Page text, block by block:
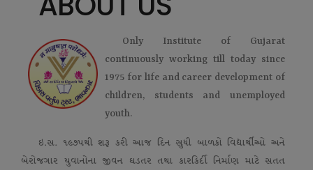
Only Institute of Gujarat
continuously working till today since
1975 for life and career development of
children, students and unemployed
youth.
ઇ.સ. ૧૯૭૫થી શરૂ કરી આજ દિન સુધી બાળકો વિદ્યાર્થીઓ અને
બેરોજગાર યુવાનોના જીવન ઘડતર તથા કારકિર્દી નિર્માણ માટે સતત